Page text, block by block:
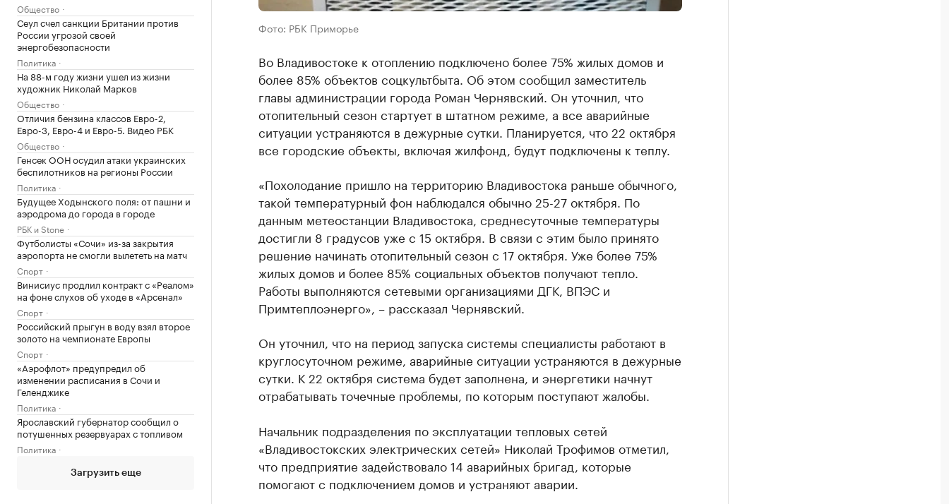
Общество
Сеул счел санкции Британии против
России угрозой своей
энергобезопасности
Политика
На 88-м году жизни ушел из жизни
художник Николай Марков
Общество
Отличия бензина классов Евро-2,
Евро-3, Евро-4 и Евро-5. Видео РБК
Общество
Генсек ООН осудил атаки украинских
беспилотников на регионы России
Политика
Будущее Ходынского поля: от пашни и
аэродрома до города в городе
РБК и Stone
Футболисты «Сочи» из-за закрытия
аэропорта не смогли вылететь на матч
Спорт
Винисиус продлил контракт с «Реалом»
на фоне слухов об уходе в «Арсенал»
Спорт
Российский прыгун в воду взял второе
золото на чемпионате Европы
Спорт
«Аэрофлот» предупредил об
изменении расписания в Сочи и
Геленджике
Политика
Ярославский губернатор сообщил о
потушенных резервуарах с топливом
Политика
Загрузить еще
Фото: РБК Приморье
Во Владивостоке к отоплению подключено более 75% жилых домов и
более 85% объектов соцкультбыта. Об этом сообщил заместитель
главы администрации города Роман Чернявский. Он уточнил, что
отопительный сезон стартует в штатном режиме, а все аварийные
ситуации устраняются в дежурные сутки. Планируется, что 22 октября
все городские объекты, включая жилфонд, будут подключены к теплу.
«Похолодание пришло на территорию Владивостока раньше обычного,
такой температурный фон наблюдался обычно 25-27 октября. По
данным метеостанции Владивостока, среднесуточные температуры
достигли 8 градусов уже с 15 октября. В связи с этим было принято
решение начинать отопительный сезон с 17 октября. Уже более 75%
жилых домов и более 85% социальных объектов получают тепло.
Работы выполняются сетевыми организациями ДГК, ВПЭС и
Примтеплоэнерго», – рассказал Чернявский.
Он уточнил, что на период запуска системы специалисты работают в
круглосуточном режиме, аварийные ситуации устраняются в дежурные
сутки. К 22 октября система будет заполнена, и энергетики начнут
отрабатывать точечные проблемы, по которым поступают жалобы.
Начальник подразделения по эксплуатации тепловых сетей
«Владивостокских электрических сетей» Николай Трофимов отметил,
что предприятие задействовало 14 аварийных бригад, которые
помогают с подключением домов и устраняют аварии.